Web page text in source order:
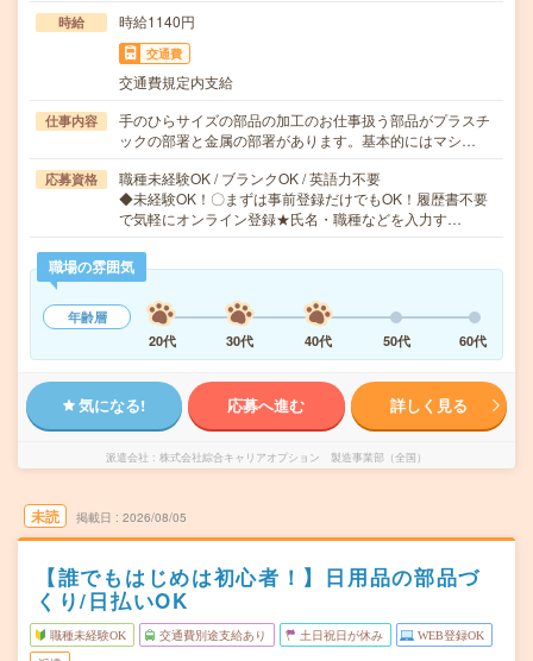
時給 時給1140円
交通費
交通費規定内支給
仕事内容
手のひらサイズの部品の加工のお仕事扱う部品がプラスチ
ックの部署と金属の部署があります。基本的にはマシ…
応募資格
職種未経験OK / ブランクOK / 英語力不要
◆未経験OK！〇まずは事前登録だけでもOK！履歴書不要
で気軽にオンライン登録★氏名・職種などを入力す…
職場の雰囲気
年齢層
20代
30代 40代 50代 60代
気になる! 応募へ進む 詳しく見る
派遣会社 株式会社綜合キャリアオプション 製造事業部（全国）
未読 掲載日 2026/08/05
【誰でもはじめは初心者！】日用品の部品づ
くり/日払いOK
職種未経験OK 交通費別途支給あり 土日祝日が休み WEB登録OK